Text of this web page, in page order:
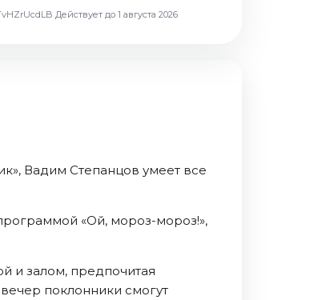
Действует до 1 августа 2026
Вадим Степанцов умеет все
«Ой, мороз-мороз!»,
и залом, предпочитая
поклонники смогут